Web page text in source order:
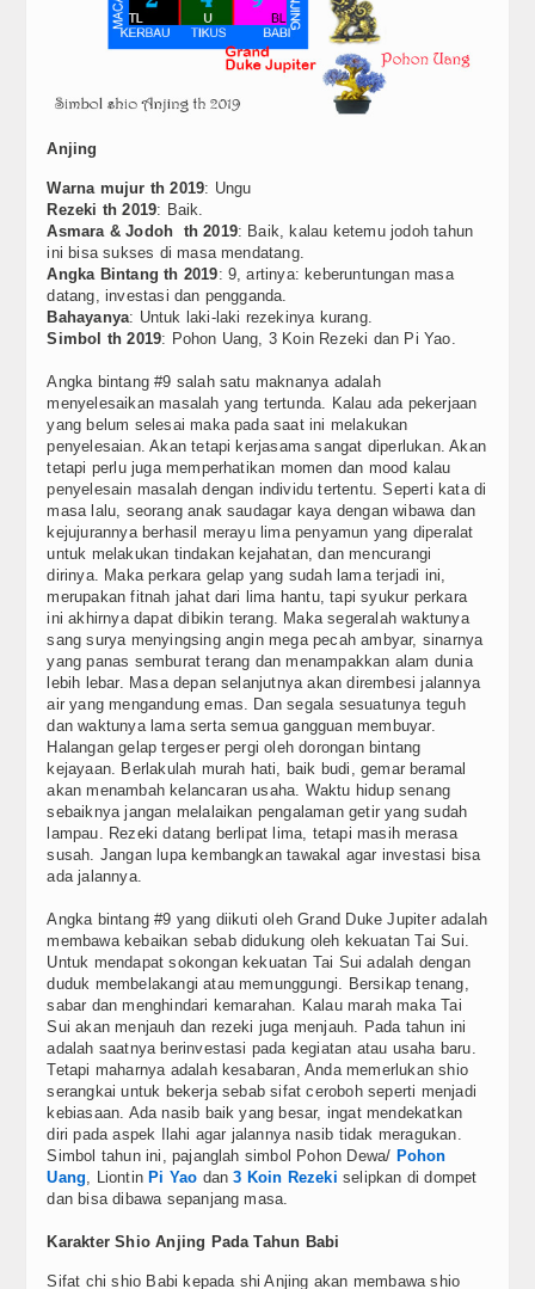
Top Artikel
Update Reguler
Tools
Cek KUA
Cek Shio
Video
Kontak
Blog
Anjing
Warna mujur th 2019: Ungu
Rezeki th 2019: Baik.
Asmara & Jodoh th 2019: Baik, kalau ketemu jodoh tahun
ini bisa sukses di masa mendatang.
Angka Bintang th 2019: 9, artinya: keberuntungan masa
datang, investasi dan pengganda.
Bahayanya: Untuk laki-laki rezekinya kurang.
Simbol th 2019: Pohon Uang, 3 Koin Rezeki dan Pi Yao.
Angka bintang #9 salah satu maknanya adalah
menyelesaikan masalah yang tertunda. Kalau ada pekerjaan
yang belum selesai maka pada saat ini melakukan
penyelesaian. Akan tetapi kerjasama sangat diperlukan. Akan
tetapi perlu juga memperhatikan momen dan mood kalau
penyelesain masalah dengan individu tertentu. Seperti kata di
masa lalu, seorang anak saudagar kaya dengan wibawa dan
kejujurannya berhasil merayu lima penyamun yang diperalat
untuk melakukan tindakan kejahatan, dan mencurangi
dirinya. Maka perkara gelap yang sudah lama terjadi ini,
merupakan fitnah jahat dari lima hantu, tapi syukur perkara
ini akhirnya dapat dibikin terang. Maka segeralah waktunya
sang surya menyingsing angin mega pecah ambyar, sinarnya
yang panas semburat terang dan menampakkan alam dunia
lebih lebar. Masa depan selanjutnya akan dirembesi jalannya
air yang mengandung emas. Dan segala sesuatunya teguh
dan waktunya lama serta semua gangguan membuyar.
Halangan gelap tergeser pergi oleh dorongan bintang
kejayaan. Berlakulah murah hati, baik budi, gemar beramal
akan menambah kelancaran usaha. Waktu hidup senang
sebaiknya jangan melalaikan pengalaman getir yang sudah
lampau. Rezeki datang berlipat lima, tetapi masih merasa
susah. Jangan lupa kembangkan tawakal agar investasi bisa
ada jalannya.
Angka bintang #9 yang diikuti oleh Grand Duke Jupiter adalah
membawa kebaikan sebab didukung oleh kekuatan Tai Sui.
Untuk mendapat sokongan kekuatan Tai Sui adalah dengan
duduk membelakangi atau memunggungi. Bersikap tenang,
sabar dan menghindari kemarahan. Kalau marah maka Tai
Sui akan menjauh dan rezeki juga menjauh. Pada tahun ini
adalah saatnya berinvestasi pada kegiatan atau usaha baru.
Tetapi maharnya adalah kesabaran, Anda memerlukan shio
serangkai untuk bekerja sebab sifat ceroboh seperti menjadi
kebiasaan. Ada nasib baik yang besar, ingat mendekatkan
diri pada aspek Ilahi agar jalannya nasib tidak meragukan.
Simbol tahun ini, pajanglah simbol Pohon Dewa/ Pohon
Uang, Liontin Pi Yao dan3 Koin Rezeki selipkan di dompet
dan bisa dibawa sepanjang masa.
Karakter Shio Anjing Pada Tahun Babi
Sifat chi shio Babi kepada shi Anjing akan membawa shio